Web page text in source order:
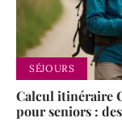
SÉJOURS
Calcul itinéraire
pour seniors :